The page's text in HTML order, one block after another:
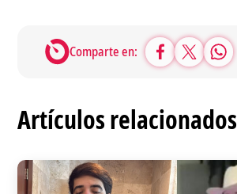
Comparte en:
Artículos relacionados